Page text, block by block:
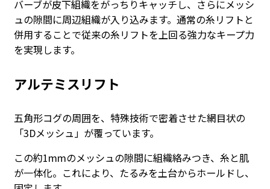
バーブが皮下組織をがっちりキャッチし、さらにメッシ
ュの隙間に周辺組織が入り込みます。通常の糸リフトと
併用することで従来の糸リフトを上回る強力なキープ力
を実現します。
アルテミスリフト
五角形コグの周囲を、特殊技術で密着させた網目状の
「3Dメッシュ」が覆っています。
この約1mmのメッシュの隙間に組織絡みつき、糸と肌
が一体化。これにより、たるみを土台からホールドし、